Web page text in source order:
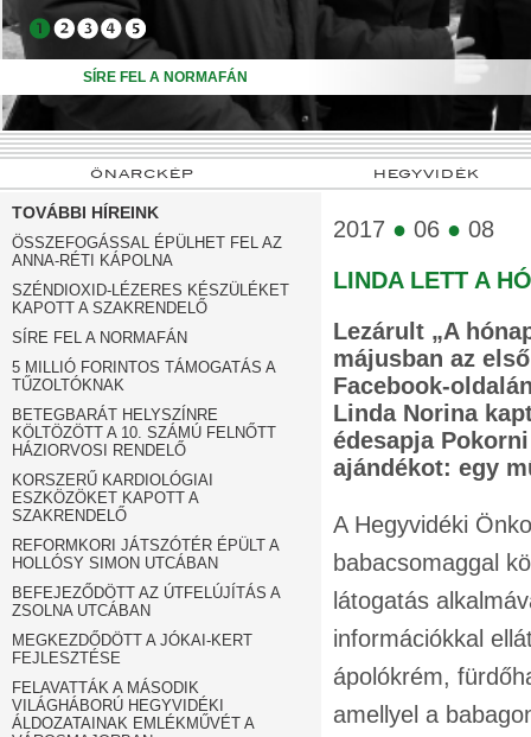
SÍRE FEL A NORMAFÁN
➎
ÖNARCKÉP HEGYVIDÉK
TOVÁBBI HÍREINK
ÖSSZEFOGÁSSAL ÉPÜLHET FEL AZ
ANNA-RÉTI KÁPOLNA
SZÉNDIOXID-LÉZERES KÉSZÜLÉKET
KAPOTT A SZAKRENDELŐ
SÍRE FEL A NORMAFÁN
5 MILLIÓ FORINTOS TÁMOGATÁS A
TŰZOLTÓKNAK
BETEGBARÁT HELYSZÍNRE
KÖLTÖZÖTT A 10. SZÁMÚ FELNŐTT
HÁZIORVOSI RENDELŐ
KORSZERŰ KARDIOLÓGIAI
ESZKÖZÖKET KAPOTT A
SZAKRENDELŐ
REFORMKORI JÁTSZÓTÉR ÉPÜLT A
HOLLÓSY SIMON UTCÁBAN
BEFEJEZŐDÖTT AZ ÚTFELÚJÍTÁS A
ZSOLNA UTCÁBAN
MEGKEZDŐDÖTT A JÓKAI-KERT
FEJLESZTÉSE
FELAVATTÁK A MÁSODIK
VILÁGHÁBORÚ HEGYVIDÉKI
ÁLDOZATAINAK EMLÉKMŰVÉT A
2017 ● 06 ● 08
LINDA LETT A
Lezárult „A
májusban az
Facebook-
Linda Norina
édesapja
ajándékot: egy
A Hegyvidéki
babacsomaggal
látogatás
információkkal
ápolókrém,
amellyel a